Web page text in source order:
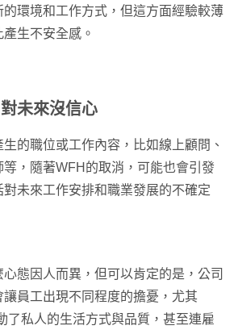
環境和工作方式，但這方面經驗較薄
生不安全感。
未來沒信心
的職位或工作內容，比如線上顧問、
，隨著WFH的取消，可能也會引發
對未來工作安排和職業發展的不確定
態因人而異，但可以肯定的是，公司
員工出現不同程度的擔憂，尤其
了私人的生活方式與品質，甚至連雇